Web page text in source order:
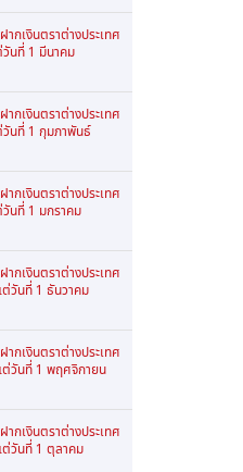
ากเงินตราต่างประเทศ
นที่ 1 มีนาคม
ากเงินตราต่างประเทศ
นที่ 1 กุมภาพันธ์
ากเงินตราต่างประเทศ
นที่ 1 มกราคม
ากเงินตราต่างประเทศ
วันที่ 1 ธันวาคม
ากเงินตราต่างประเทศ
วันที่ 1 พฤศจิกายน
ากเงินตราต่างประเทศ
วันที่ 1 ตุลาคม